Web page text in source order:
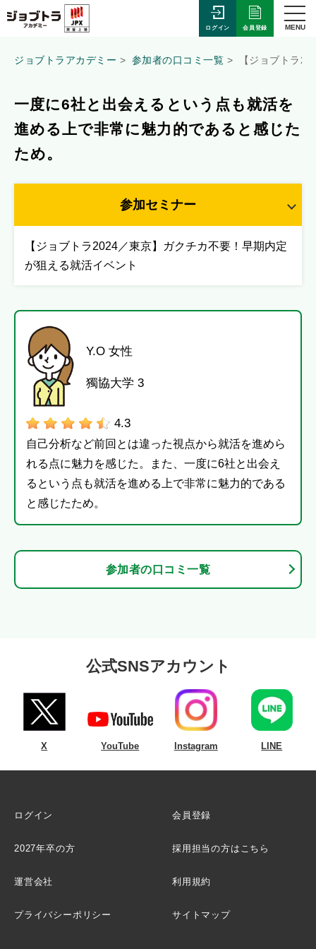
ログイン 会員登録 MENU
ジョブトラアカデミー 参加者の口コミ一覧 【ジョブトラ
一度に6社と出会えるという点も就活を
進める上で非常に魅力的であると感じた
ため。
参加セミナー
【ジョブトラ2024／東京】ガクチカ不要！早期内定
が狙える就活イベント
Y.O 女性
獨協大学 3
4.3
自己分析など前回とは違った視点から就活を進めら
れる点に魅力を感じた。また、一度に6社と出会え
るという点も就活を進める上で非常に魅力的である
と感じたため。
参加者の口コミ一覧
公式SNSアカウント
X YouTube Instagram LINE
ログイン 会員登録
2027年卒の方 採用担当の方はこちら
運営会社 利用規約
プライバシーポリシー サイトマップ